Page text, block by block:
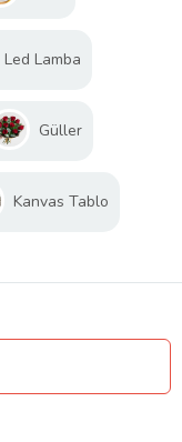
Led Lamba
Güller
Kanvas Tablo